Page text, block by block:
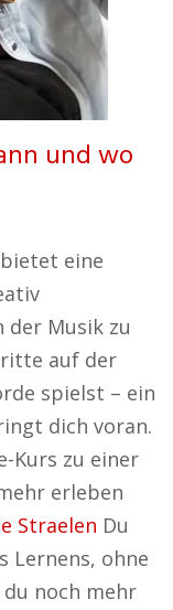
und wo
eine
der Musik zu
auf der
spielst – ein
dich voran.
Kurs zu einer
erleben
Straelen Du
Lernens, ohne
noch mehr